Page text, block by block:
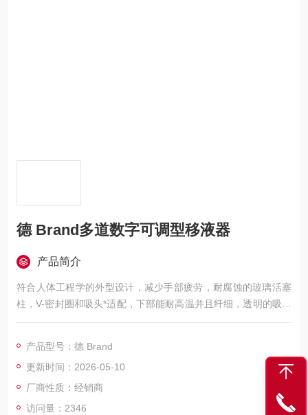
德 Brand多道数字可调型移液器
产品简介
符合人体工程学的外型设计，减少手部疲劳，耐腐蚀的玻璃活塞
柱，V-密封圈和吸头*适配，下部能耐高温并且纤细，透明的吸头
接嘴可看到污染，数字可调移液器容易校准，校准时不需要任何
产品型号：德 Brand
更新时间：2026-05-10
厂商性质：经销商
访问量：2346